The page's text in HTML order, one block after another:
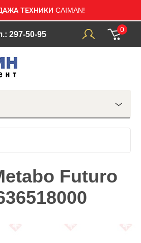
ТЕХНИКИ CAIMAN!
297-50-95
0
Futuro